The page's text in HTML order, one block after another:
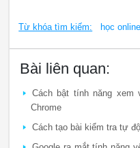
Từ khóa tìm kiếm: học online
Bài liên quan:
Cách bật tính năng xem
Chrome
Cách tạo bài kiểm tra tự